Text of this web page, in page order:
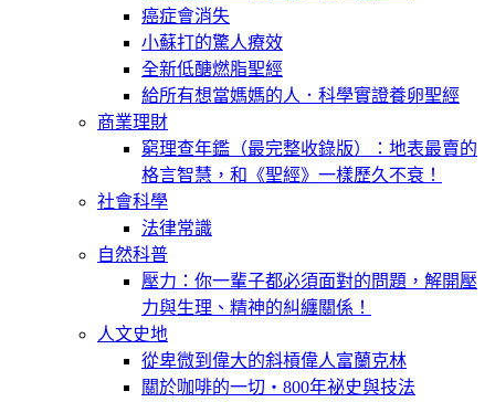
癌症會消失
小蘇打的驚人療效
全新低醣燃脂聖經
給所有想當媽媽的人．科學實證養卵聖經
商業理財
窮理查年鑑（最完整收錄版）：地表最賣的
格言智慧，和《聖經》一樣歷久不衰！
社會科學
法律常識
自然科普
壓力：你一輩子都必須面對的問題，解開壓
力與生理、精神的糾纏關係！
人文史地
從卑微到偉大的斜槓偉人富蘭克林
關於咖啡的一切‧800年祕史與技法